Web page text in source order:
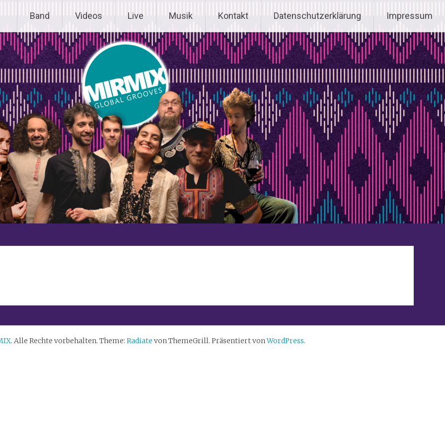
Band Videos Live Musik Kontakt Datenschutz­erklärung Impressum
. Alle Rechte vorbehalten. Theme: Radiate von ThemeGrill. Präsentiert vonWordPress.